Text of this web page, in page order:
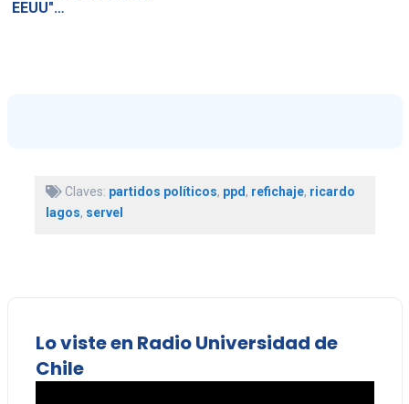
EEUU"…
Claves: partidos políticos, ppd , refichaje, ricardo
lagos, servel
Lo viste en Radio Universidad de
Chile